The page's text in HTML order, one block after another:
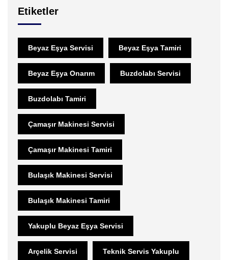
Etiketler
Beyaz Eşya Servisi Beyaz Eşya Tamiri
Beyaz Eşya Onarım Buzdolabı Servisi
Buzdolabı Tamiri
Çamaşır Makinesi Servisi
Çamaşır Makinesi Tamiri
Bulaşık Makinesi Servisi
Bulaşık Makinesi Tamiri
Yakuplu Beyaz Eşya Servisi
Arçelik Servisi Teknik Servis Yakuplu